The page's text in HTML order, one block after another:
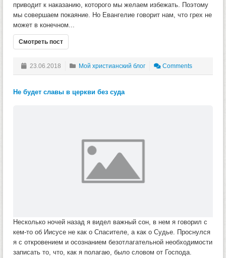
приводит к наказанию, которого мы желаем избежать. Поэтому
мы совершаем покаяние. Но Евангелие говорит нам, что грех не
может в конечном...
Смотреть пост
23.06.2018 Мой христианский блог Comments
Не будет славы в церкви без суда
Несколько ночей назад я видел важный сон, в нем я говорил с
кем-то об Иисусе не как о Спасителе, а как о Судье. Проснулся
я с откровением и осознанием безотлагательной необходимости
записать то, что, как я полагаю, было словом от Господа.